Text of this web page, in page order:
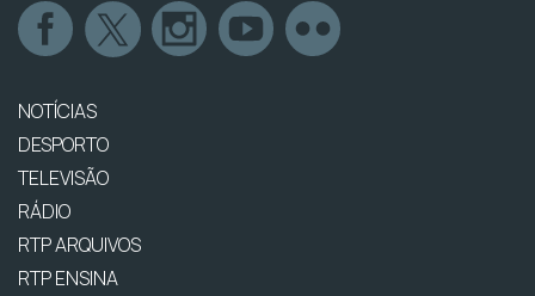
NOTÍCIAS
DESPORTO
TELEVISÃO
RÁDIO
RTP ARQUIVOS
RTP ENSINA